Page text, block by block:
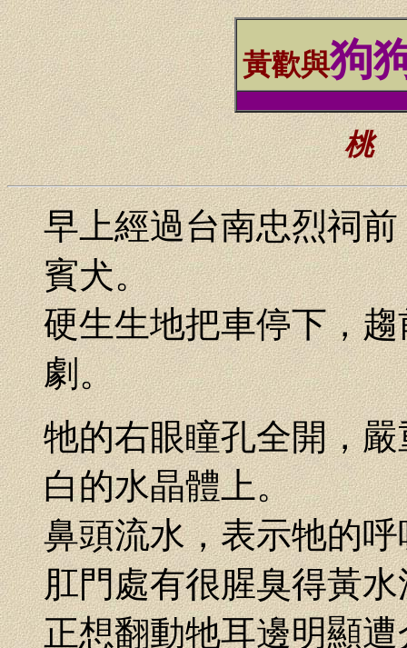
黃歡與狗
桃
早上經過台南忠烈祠
賓犬。
硬生生地把車停下，
劇。
牠的右眼瞳孔全開，
白的水晶體上。
鼻頭流水，表示牠的
肛門處有很腥臭得黃
正想翻動牠耳邊明顯